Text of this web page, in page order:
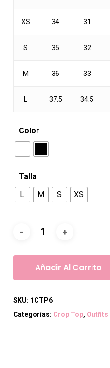
XS 34 31
S 35 32
M 36 33
L 37.5 34.5
Color
Talla
L
M S XS
Añadir Al Carrito
SKU: 1CTP6
Categorías: Crop Top, Outfits